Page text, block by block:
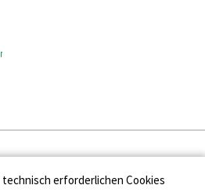
Presseerforderlichen Cookies